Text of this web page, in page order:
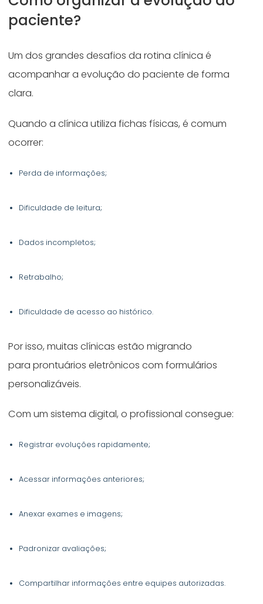
paciente?
Um dos grandes desafios da rotina clínica é
acompanhar a evolução do paciente de forma
clara.
Quando a clínica utiliza fichas físicas, é comum
ocorrer:
Perda de informações;
Dificuldade de leitura;
Dados incompletos;
Retrabalho;
Dificuldade de acesso ao histórico.
Por isso, muitas clínicas estão migrando
para prontuários eletrônicos com formulários
personalizáveis.
Com um sistema digital, o profissional consegue:
Registrar evoluções rapidamente;
Acessar informações anteriores;
Anexar exames e imagens;
Padronizar avaliações;
Compartilhar informações entre equipes autorizadas.